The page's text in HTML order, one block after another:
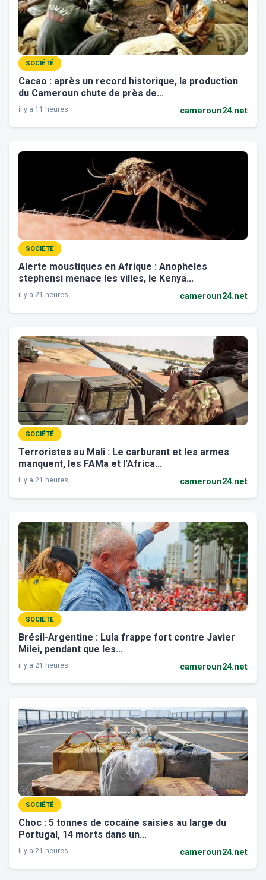
SOCIÉTÉ
Cacao : après un record historique, la production
du Cameroun chute de près de...
il y a 11 heures cameroun24.net
SOCIÉTÉ
Alerte moustiques en Afrique : Anopheles
stephensi menace les villes, le Kenya...
il y a 21 heures cameroun24.net
SOCIÉTÉ
Terroristes au Mali : Le carburant et les armes
manquent, les FAMa et l'Africa...
il y a 21 heures cameroun24.net
SOCIÉTÉ
Brésil-Argentine : Lula frappe fort contre Javier
Milei, pendant que les...
il y a 21 heures cameroun24.net
SOCIÉTÉ
Choc : 5 tonnes de cocaïne saisies au large du
Portugal, 14 morts dans un...
il y a 21 heures cameroun24.net